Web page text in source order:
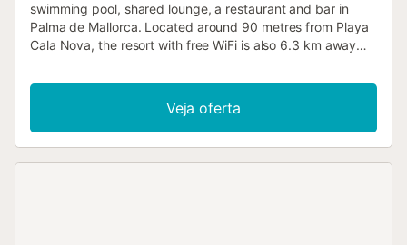
swimming pool, shared lounge, a restaurant and bar in
Palma de Mallorca. Located around 90 metres from Playa
Cala Nova, the resort with free WiFi is also 6.3 km away
Veja oferta